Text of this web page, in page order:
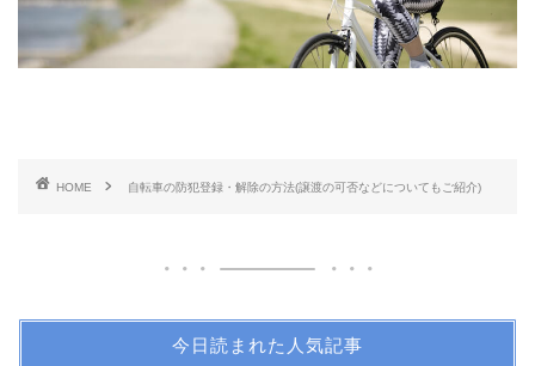
HOME 自転車の防犯登録・解除の方法(譲渡の可否などについてもご紹介)
今日読まれた人気記事